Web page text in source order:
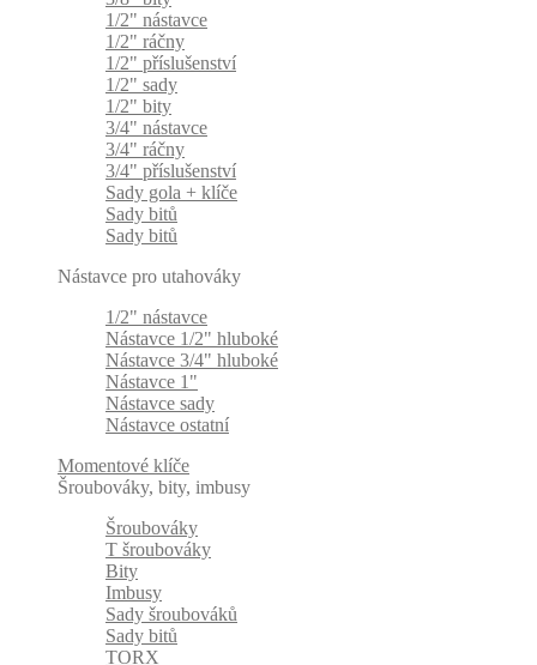
1/2" nástavce
1/2" ráčny
1/2" příslušenství
1/2" sady
1/2" bity
3/4" nástavce
3/4" ráčny
3/4" příslušenství
Sady gola + klíče
Sady bitů
Sady bitů
Nástavce pro utahováky
1/2" nástavce
Nástavce 1/2" hluboké
Nástavce 3/4" hluboké
Nástavce 1"
Nástavce sady
Nástavce ostatní
Momentové klíče
Šroubováky, bity, imbusy
Šroubováky
T šroubováky
Bity
Imbusy
Sady šroubováků
Sady bitů
TORX